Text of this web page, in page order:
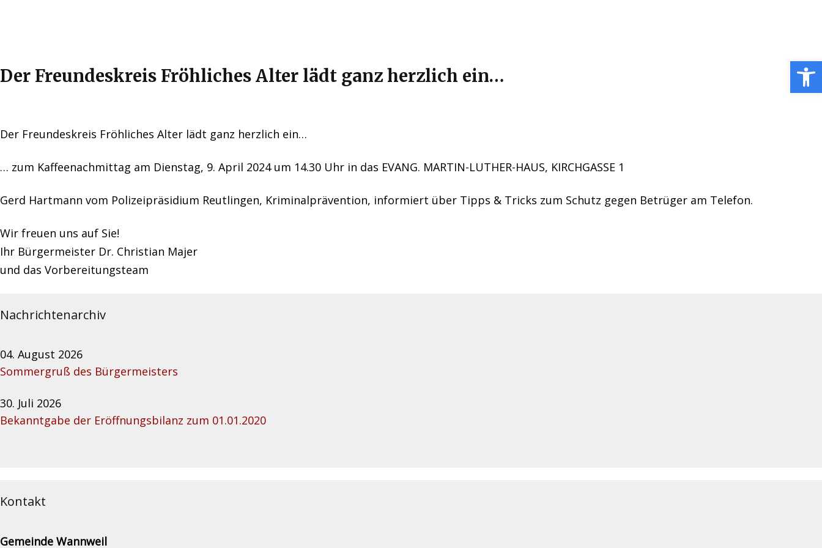
Der Freundeskreis Fröhliches Alter lädt ganz herzlich ein…
Der Freundeskreis Fröhliches Alter lädt ganz herzlich ein…
… zum Kaffeenachmittag am Dienstag, 9. April 2024 um 14.30 Uhr in das EVANG. MARTIN-LUTHER-HAUS, KIRCHGASSE 1
Gerd Hartmann vom Polizeipräsidium Reutlingen, Kriminalprävention, informiert über Tipps & Tricks zum Schutz gegen Betrüger am Telefon.
Wir freuen uns auf Sie!
Ihr Bürgermeister Dr. Christian Majer
und das Vorbereitungsteam
Nachrichtenarchiv
04. August 2026
Sommergruß des Bürgermeisters
30. Juli 2026
Bekanntgabe der Eröffnungsbilanz zum 01.01.2020
Kontakt
Gemeinde Wannweil
Open toolbar